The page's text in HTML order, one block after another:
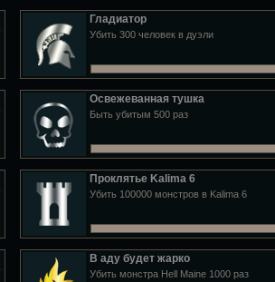
Гладиатор
Убить 300 человек в дуэли
Освежеванная тушка
Быть убитым 500 раз
Проклятье Kalima 6
Убить 100000 монстров в Kalima 6
В аду будет жарко
Убить монстра Hell Maine 1000 раз